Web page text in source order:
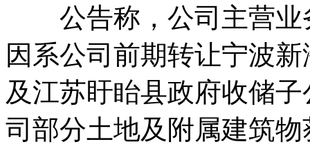
公告称，公司主营业
因系公司前期转让宁波
及江苏盱眙县政府收储
司部分土地及附属建筑